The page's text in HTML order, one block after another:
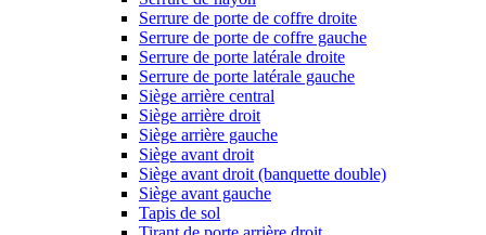
Serrure de porte de coffre droite
Serrure de porte de coffre gauche
Serrure de porte latérale droite
Serrure de porte latérale gauche
Siège arrière central
Siège arrière droit
Siège arrière gauche
Siège avant droit
Siège avant droit (banquette double)
Siège avant gauche
Tapis de sol